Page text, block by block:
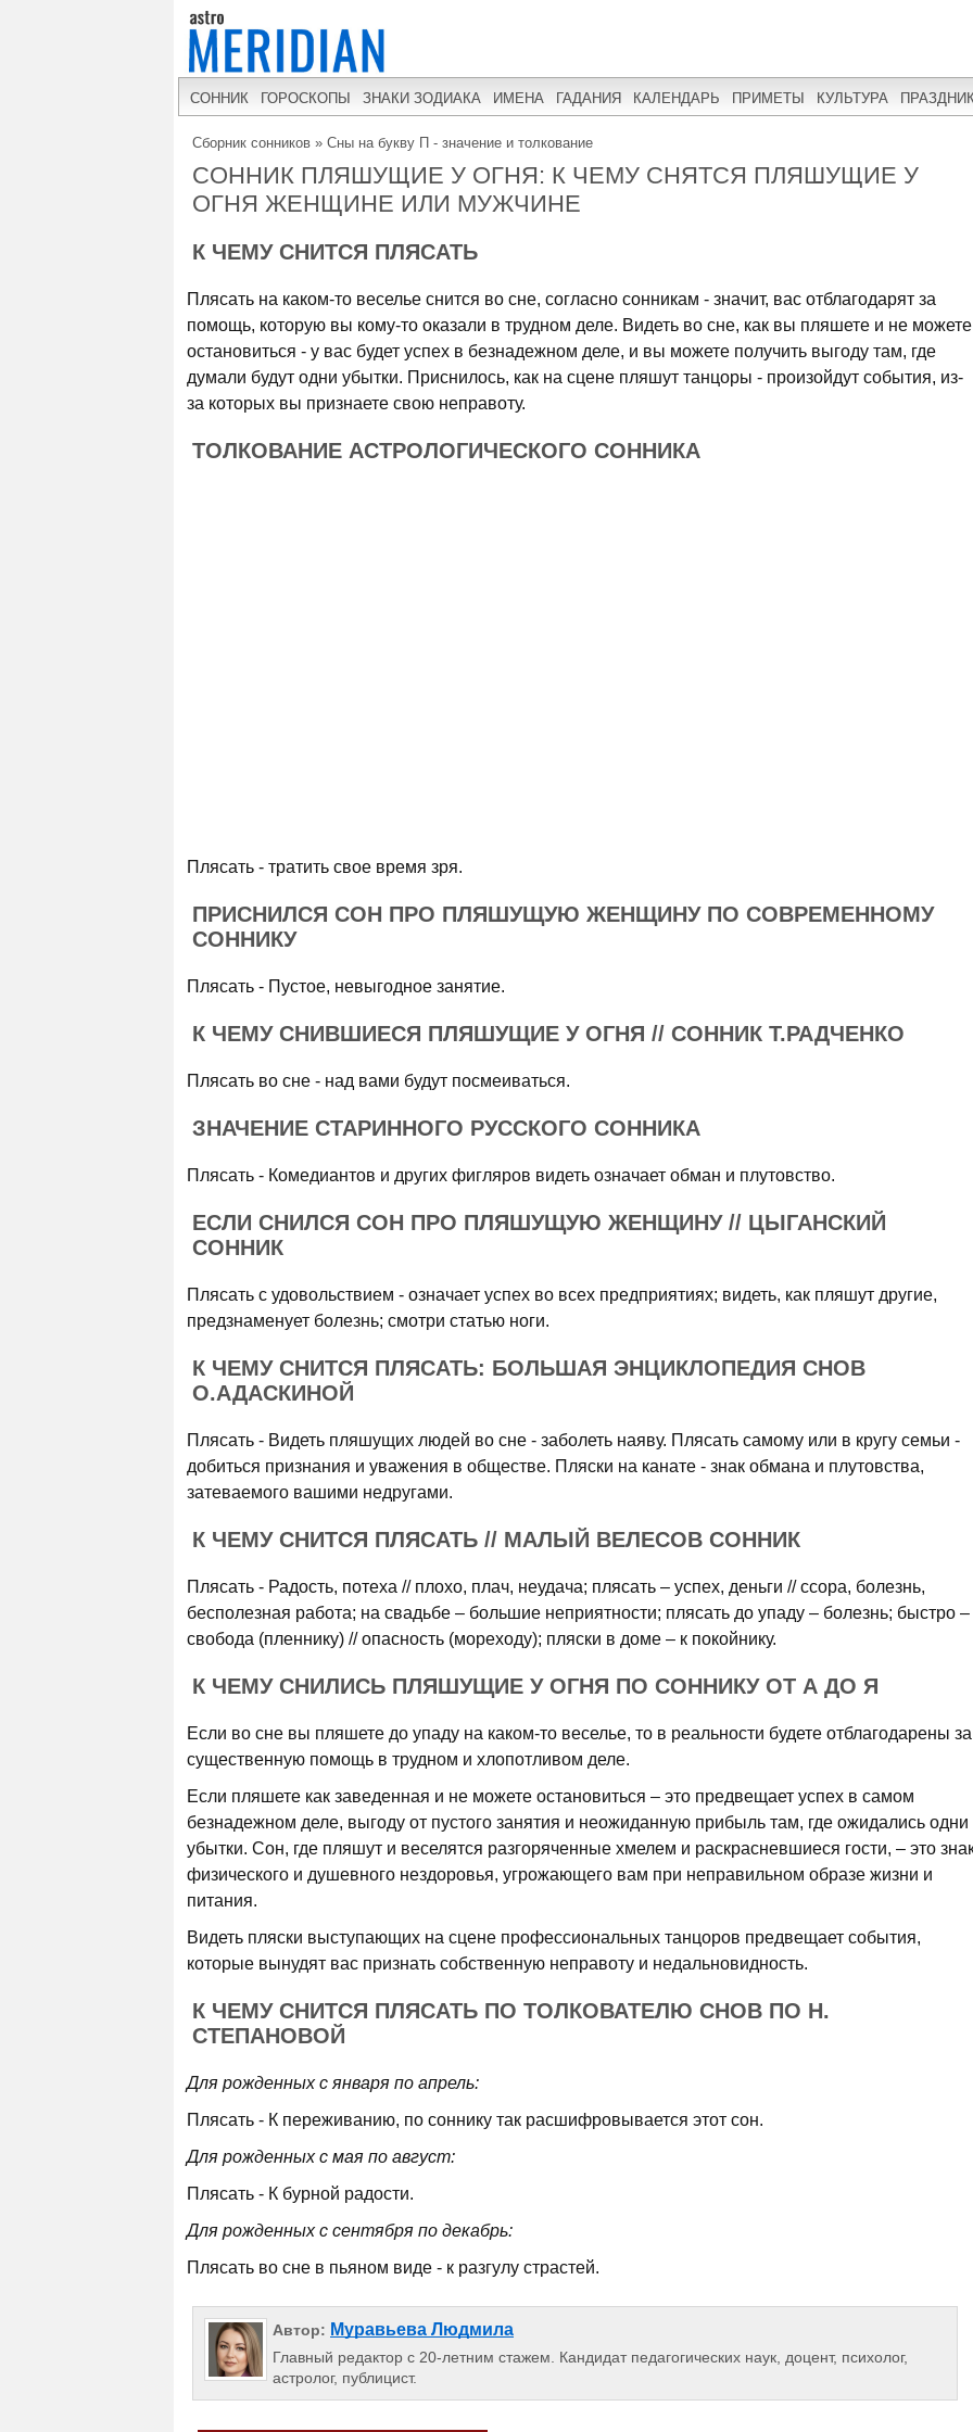
СОННИК ГОРОСКОПЫ ЗНАКИ ЗОДИАКА ИМЕНА ГАДАНИЯ КАЛЕНДАРЬ ПРИМЕТЫ КУЛЬТУРА
Сборник сонников » Сны на букву П - значение и толкование
СОННИК ПЛЯШУЩИЕ У ОГНЯ: К ЧЕМУ СНЯТСЯ ПЛЯШУЩИЕ У
ОГНЯ ЖЕНЩИНЕ ИЛИ МУЖЧИНЕ
К ЧЕМУ СНИТСЯ ПЛЯСАТЬ
Плясать на каком-то веселье снится во сне, согласно сонникам - значит, вас отблагодарят за
помощь, которую вы кому-то оказали в трудном деле. Видеть во сне, как вы пляшете и не можете
остановиться - у вас будет успех в безнадежном деле, и вы можете получить выгоду там, где
думали будут одни убытки. Приснилось, как на сцене пляшут танцоры - произойдут события, из-
за которых вы признаете свою неправоту.
ТОЛКОВАНИЕ АСТРОЛОГИЧЕСКОГО СОННИКА
Плясать - тратить свое время зря.
ПРИСНИЛСЯ СОН ПРО ПЛЯШУЩУЮ ЖЕНЩИНУ ПО СОВРЕМЕННОМУ
СОННИКУ
Плясать - Пустое, невыгодное занятие.
К ЧЕМУ СНИВШИЕСЯ ПЛЯШУЩИЕ У ОГНЯ // СОННИК Т.РАДЧЕНКО
Плясать во сне - над вами будут посмеиваться.
ЗНАЧЕНИЕ СТАРИННОГО РУССКОГО СОННИКА
Плясать - Комедиантов и других фигляров видеть означает обман и плутовство.
ЕСЛИ СНИЛСЯ СОН ПРО ПЛЯШУЩУЮ ЖЕНЩИНУ // ЦЫГАНСКИЙ
СОННИК
Плясать с удовольствием - означает успех во всех предприятиях; видеть, как пляшут другие,
предзнаменует болезнь; смотри статью ноги.
К ЧЕМУ СНИТСЯ ПЛЯСАТЬ: БОЛЬШАЯ ЭНЦИКЛОПЕДИЯ СНОВ
О.АДАСКИНОЙ
Плясать - Видеть пляшущих людей во сне - заболеть наяву. Плясать самому или в кругу семьи -
добиться признания и уважения в обществе. Пляски на канате - знак обмана и плутовства,
затеваемого вашими недругами.
К ЧЕМУ СНИТСЯ ПЛЯСАТЬ // МАЛЫЙ ВЕЛЕСОВ СОННИК
Плясать - Радость, потеха // плохо, плач, неудача; плясать – успех, деньги // ссора, болезнь,
бесполезная работа; на свадьбе – большие неприятности; плясать до упаду – болезнь; быстро –
свобода (пленнику) // опасность (мореходу); пляски в доме – к покойнику.
К ЧЕМУ СНИЛИСЬ ПЛЯШУЩИЕ У ОГНЯ ПО СОННИКУ ОТ А ДО Я
Если во сне вы пляшете до упаду на каком-то веселье, то в реальности будете отблагодарены за
существенную помощь в трудном и хлопотливом деле.
Если пляшете как заведенная и не можете остановиться – это предвещает успех в самом
безнадежном деле, выгоду от пустого занятия и неожиданную прибыль там, где ожидались одни
убытки. Сон, где пляшут и веселятся разгоряченные хмелем и раскрасневшиеся гости, – это
физического и душевного нездоровья, угрожающего вам при неправильном образе жизни и
питания.
Видеть пляски выступающих на сцене профессиональных танцоров предвещает события,
которые вынудят вас признать собственную неправоту и недальновидность.
К ЧЕМУ СНИТСЯ ПЛЯСАТЬ ПО ТОЛКОВАТЕЛЮ СНОВ ПО Н.
СТЕПАНОВОЙ
Для рожденных с января по апрель:
Плясать - К переживанию, по соннику так расшифровывается этот сон.
Для рожденных с мая по август:
Плясать - К бурной радости.
Для рожденных с сентября по декабрь:
Плясать во сне в пьяном виде - к разгулу страстей.
Автор: Муравьева Людмила
Главный редактор с 20-летним стажем. Кандидат педагогических наук, доцент, психолог,
астролог, публицист.